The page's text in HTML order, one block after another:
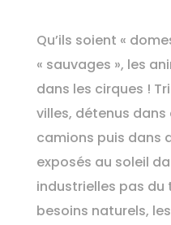
Qu’ils soient «
« sauvages », les
dans les cirques !
villes, détenus
camions puis dans
exposés au soleil
industrielles pas
besoins naturels,